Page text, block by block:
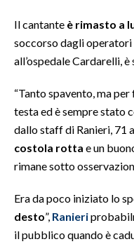
SARDI NEL MONDO
NOTIZIE
EVENTI
INSULARITÀ
INFO AZIENDE
Il cantante è rimasto a
soccorso dagli
all’ospedale Cardarelli,
“Tanto spavento, ma
testa ed è sempre stato
dallo staff di Ranieri, 71
costola rotta e un
rimane sotto
Era da poco iniziato lo
desto”, Ranieri
il pubblico quando è